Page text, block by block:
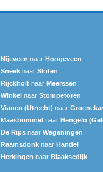
Nijeveen naar Hoogeveen
Sneek‎ naar Sloten
Rijckholt naar Meerssen
Winkel naar Stompetoren
Vianen (Utrecht) naar
Maasbommel naar Hengelo
De Rips naar Wageningen
Raamsdonk naar Handel
Herkingen naar Blaaksedijk